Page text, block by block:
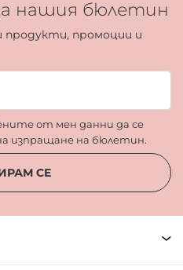
нашия бюлетин
продукти, промоции и
от мен данни да се
изпращане на бюлетин.
СЕ